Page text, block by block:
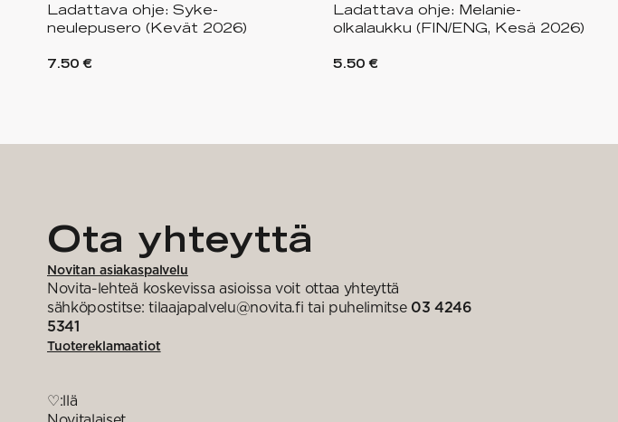
Ladattava ohje: Syke-
neulepusero (Kevät 2026)
7.50 €
Ladattava ohje: Melanie-
olkalaukku (FIN/ENG, Kesä 2026)
5.50 €
Ota yhteyttä
Novitan asiakaspalvelu
Novita-lehteä koskevissa asioissa voit ottaa yhteyttä
sähköpostitse: tilaajapalvelu@novita.fi tai puhelimitse 03 4246
5341
Tuotereklamaatiot
♡:llä